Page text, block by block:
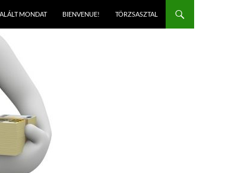
MONDAT BIENVENUE! TÖRZSASZTAL